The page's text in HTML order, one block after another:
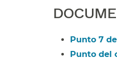
Punto 7
Punto del